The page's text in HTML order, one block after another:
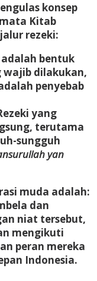
konsep
Kitab
rezeki:
bentuk
dilakukan,
penyebab
yang
terutama
sungguh
yan
muda adalah:
dan
niat tersebut,
mengikuti
peran mereka
Indonesia.